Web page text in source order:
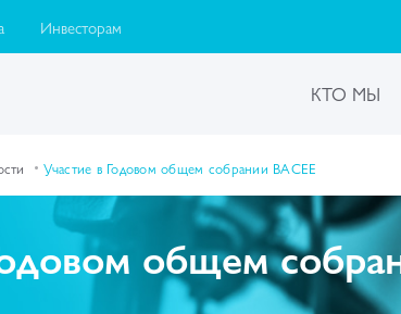
Инвесторам
КТО МЫ
Участие в Годовом общем собрании ВАСЕЕ
общем